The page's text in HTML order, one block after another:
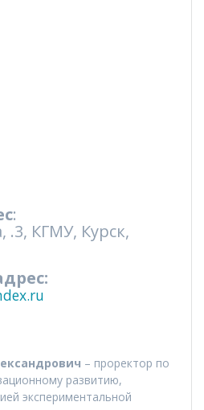
:
.3, КГМУ, Курск,
– проректор по
развитию,
экспериментальной